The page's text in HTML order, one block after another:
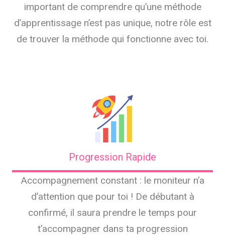
important de comprendre qu’une méthode
d’apprentissage n’est pas unique, notre rôle est
de trouver la méthode qui fonctionne avec toi.
Progression Rapide
Accompagnement constant : le moniteur n’a
d’attention que pour toi ! De débutant à
confirmé, il saura prendre le temps pour
t’accompagner dans ta progression